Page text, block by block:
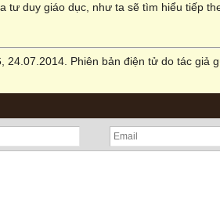
tư duy giáo dục, như ta sẽ tìm hiểu tiếp
24.07.2014. Phiên bản điện tử do tác giả